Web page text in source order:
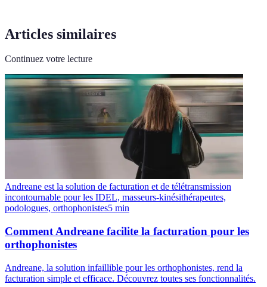
Articles similaires
Continuez votre lecture
Andreane est la solution de facturation et de télétransmission
incontournable pour les IDEL, masseurs-kinésithérapeutes,
podologues, orthophonistes5 min
Comment Andreane facilite la facturation pour les
orthophonistes
Andreane, la solution infaillible pour les orthophonistes, rend la
facturation simple et efficace. Découvrez toutes ses fonctionnalités.